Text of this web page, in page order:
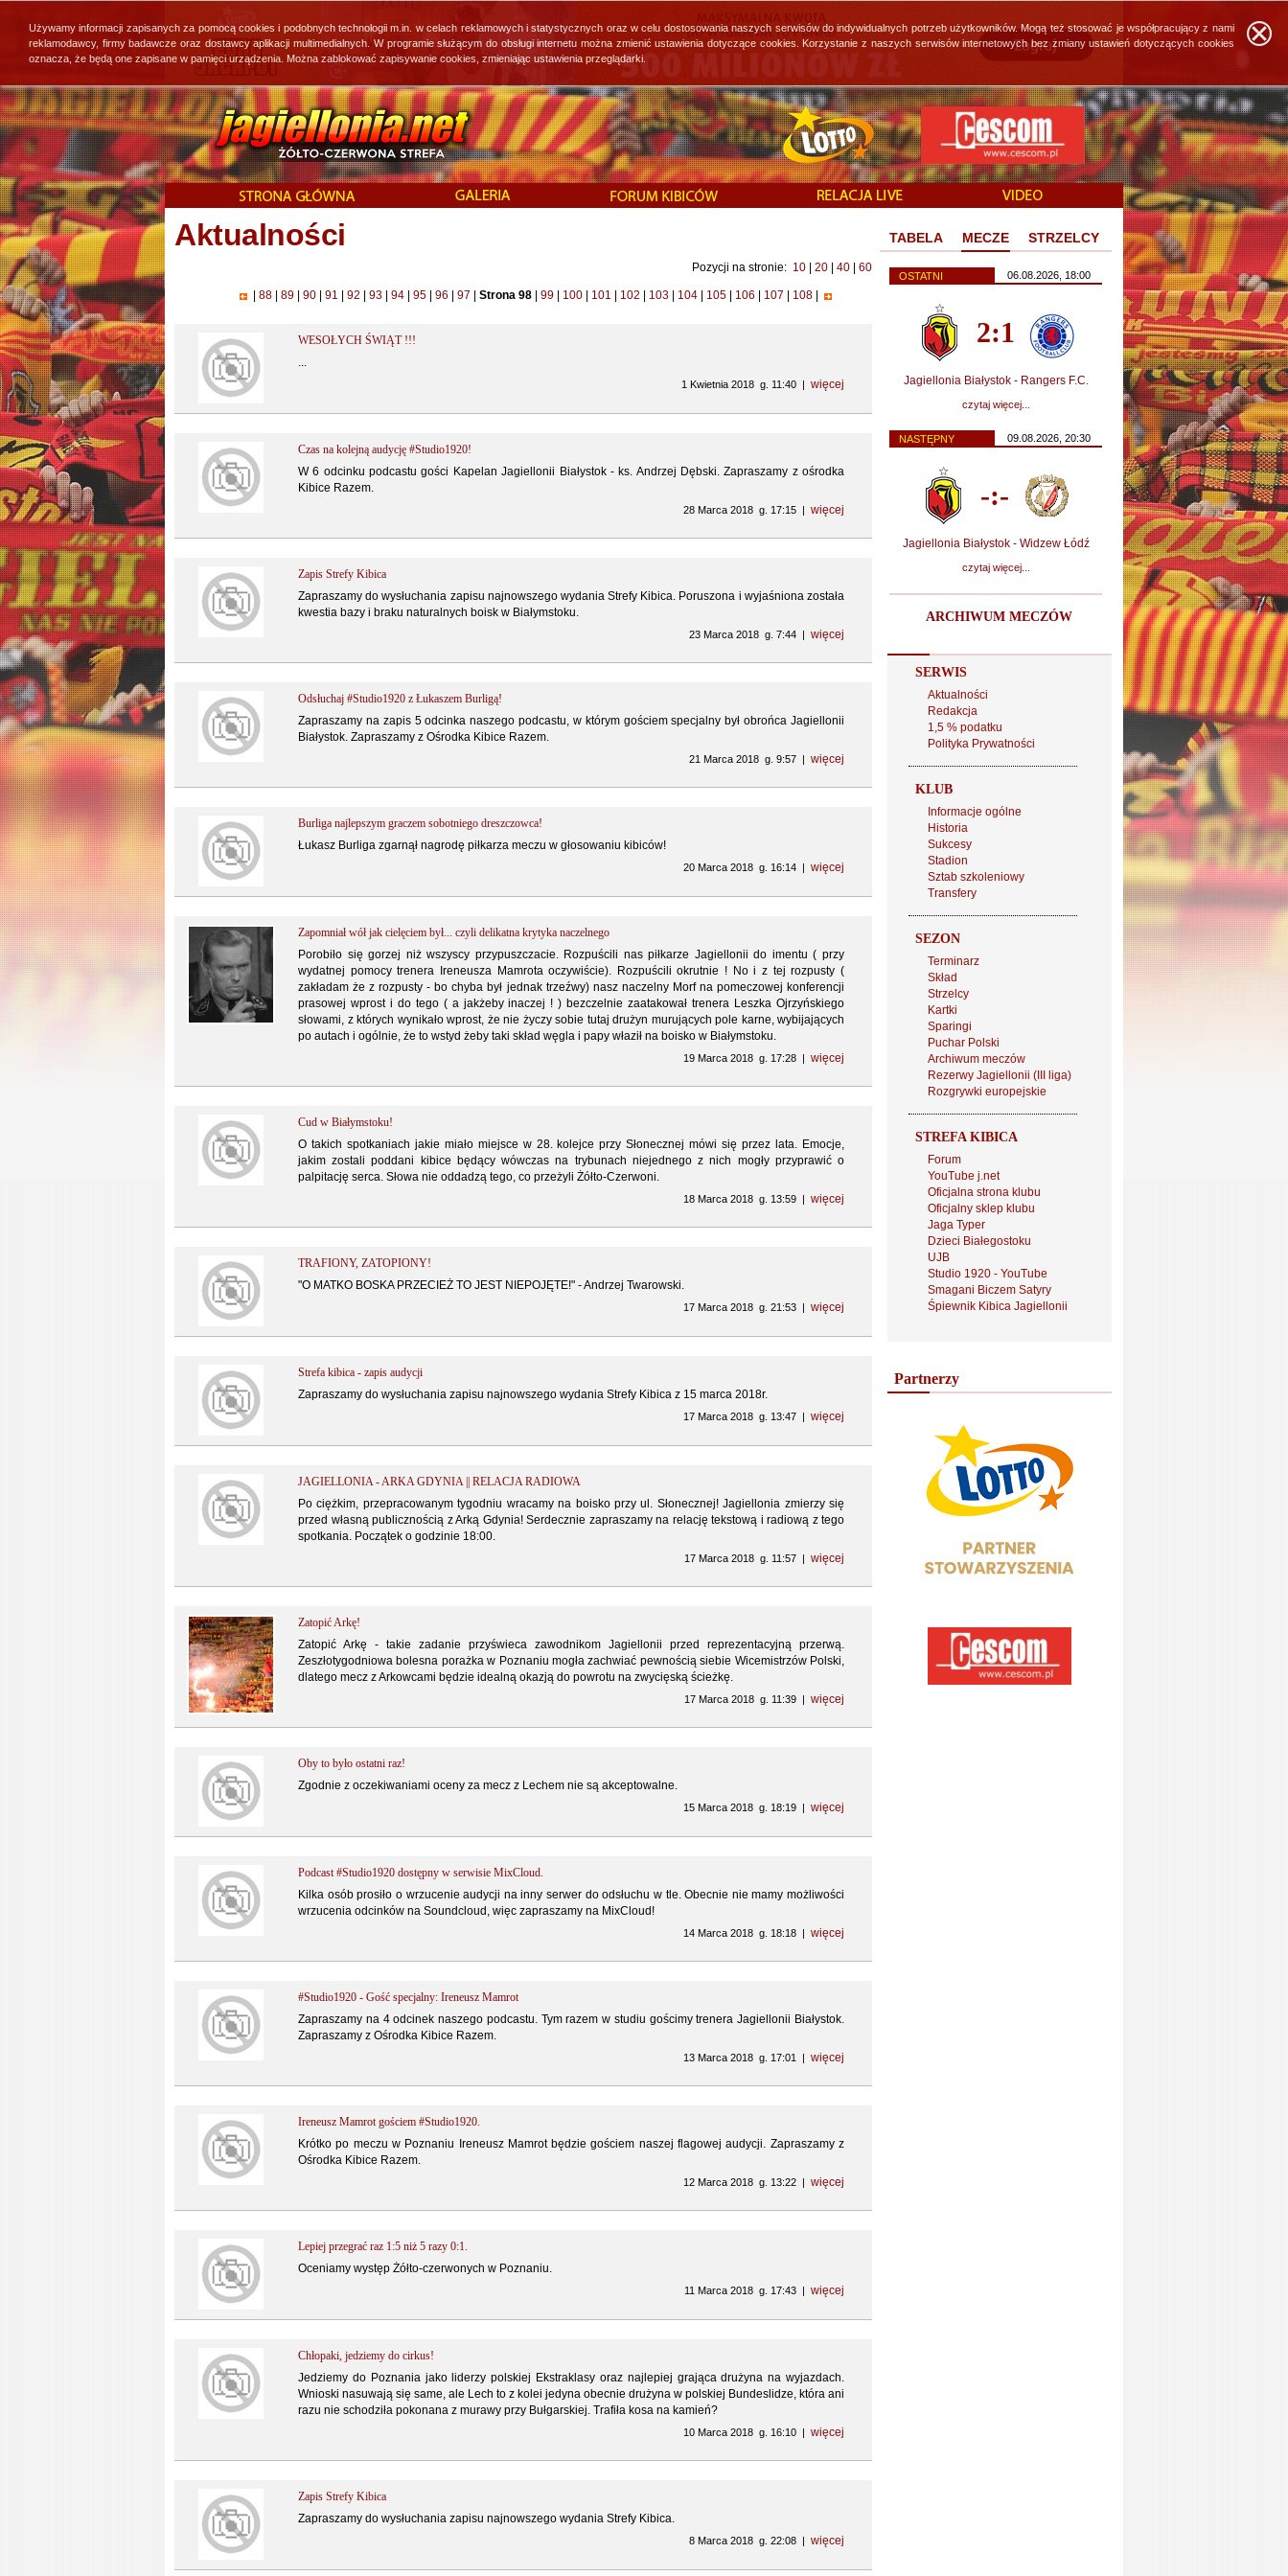
Aktualności
Pozycji na stronie: 10 20 40 60
| 88 89 90 91 92 93 94 95 96 97 Strona 98| 99 100 101 102 103 104 105 106 107 108
WESOŁYCH ŚWIĄT !!!
...
1 Kwietnia 2018 g. 11:40 | więcej
Czas na kolejną audycję #Studio1920!
W 6 odcinku podcastu gości Kapelan Jagiellonii Białystok - ks. Andrzej Dębski. Zapraszamy z ośrodka
Kibice Razem.
28 Marca 2018 g. 17:15 | więcej
Zapis Strefy Kibica
Zapraszamy do wysłuchania zapisu najnowszego wydania Strefy Kibica. Poruszona i wyjaśniona została
kwestia bazy i braku naturalnych boisk w Białymstoku.
23 Marca 2018 g. 7:44 | więcej
Odsłuchaj #Studio1920 z Łukaszem Burligą!
Zapraszamy na zapis 5 odcinka naszego podcastu, w którym gościem specjalny był obrońca Jagiellonii
Białystok. Zapraszamy z Ośrodka Kibice Razem.
21 Marca 2018 g. 9:57 | więcej
Burliga najlepszym graczem sobotniego dreszczowca!
Łukasz Burliga zgarnął nagrodę piłkarza meczu w głosowaniu kibiców!
20 Marca 2018 g. 16:14 | więcej
Zapomniał wół jak cielęciem był... czyli delikatna krytyka naczelnego
Porobiło się gorzej niż wszyscy przypuszczacie. Rozpuścili nas piłkarze Jagiellonii do imentu ( przy
wydatnej pomocy trenera Ireneusza Mamrota oczywiście). Rozpuścili okrutnie ! No i z tej rozpusty (
zakładam że z rozpusty - bo chyba był jednak trzeźwy) nasz naczelny Morf na pomeczowej konferencji
prasowej wprost i do tego ( a jakżeby inaczej ! ) bezczelnie zaatakował trenera Leszka Ojrzyńskiego
słowami, z których wynikało wprost, że nie życzy sobie tutaj drużyn murujących pole karne, wybijających
po autach i ogólnie, że to wstyd żeby taki skład węgla i papy właził na boisko w Białymstoku.
19 Marca 2018 g. 17:28 | więcej
Cud w Białymstoku!
O takich spotkaniach jakie miało miejsce w 28. kolejce przy Słonecznej mówi się przez lata. Emocje,
jakim zostali poddani kibice będący wówczas na trybunach niejednego z nich mogły przyprawić o
palpitację serca. Słowa nie oddadzą tego, co przeżyli Żółto-Czerwoni.
18 Marca 2018 g. 13:59 | więcej
TRAFIONY, ZATOPIONY!
"O MATKO BOSKA PRZECIEŻ TO JEST NIEPOJĘTE!" - Andrzej Twarowski.
17 Marca 2018 g. 21:53 | więcej
Strefa kibica - zapis audycji
Zapraszamy do wysłuchania zapisu najnowszego wydania Strefy Kibica z 15 marca 2018r.
17 Marca 2018 g. 13:47 | więcej
JAGIELLONIA - ARKA GDYNIA || RELACJA RADIOWA
Po ciężkim, przepracowanym tygodniu wracamy na boisko przy ul. Słonecznej! Jagiellonia zmierzy się
przed własną publicznością z Arką Gdynia! Serdecznie zapraszamy na relację tekstową i radiową z tego
spotkania. Początek o godzinie 18:00.
17 Marca 2018 g. 11:57 | więcej
Zatopić Arkę!
Zatopić Arkę - takie zadanie przyświeca zawodnikom Jagiellonii przed reprezentacyjną przerwą.
Zeszłotygodniowa bolesna porażka w Poznaniu mogła zachwiać pewnością siebie Wicemistrzów Polski,
dlatego mecz z Arkowcami będzie idealną okazją do powrotu na zwycięską ścieżkę.
17 Marca 2018 g. 11:39 | więcej
Oby to było ostatni raz!
Zgodnie z oczekiwaniami oceny za mecz z Lechem nie są akceptowalne.
15 Marca 2018 g. 18:19 | więcej
Podcast #Studio1920 dostępny w serwisie MixCloud.
Kilka osób prosiło o wrzucenie audycji na inny serwer do odsłuchu w tle. Obecnie nie mamy możliwości
wrzucenia odcinków na Soundcloud, więc zapraszamy na MixCloud!
14 Marca 2018 g. 18:18 | więcej
#Studio1920 - Gość specjalny: Ireneusz Mamrot
Zapraszamy na 4 odcinek naszego podcastu. Tym razem w studiu gościmy trenera Jagiellonii Białystok.
Zapraszamy z Ośrodka Kibice Razem.
13 Marca 2018 g. 17:01 | więcej
Ireneusz Mamrot gościem #Studio1920.
Krótko po meczu w Poznaniu Ireneusz Mamrot będzie gościem naszej flagowej audycji. Zapraszamy z
Ośrodka Kibice Razem.
12 Marca 2018 g. 13:22 | więcej
Lepiej przegrać raz 1:5 niż 5 razy 0:1.
Oceniamy występ Żółto-czerwonych w Poznaniu.
11 Marca 2018 g. 17:43 | więcej
Chłopaki, jedziemy do cirkus!
Jedziemy do Poznania jako liderzy polskiej Ekstraklasy oraz najlepiej grająca drużyna na wyjazdach.
Wnioski nasuwają się same, ale Lech to z kolei jedyna obecnie drużyna w polskiej Bundeslidze, która ani
razu nie schodziła pokonana z murawy przy Bułgarskiej. Trafiła kosa na kamień?
10 Marca 2018 g. 16:10 | więcej
Zapis Strefy Kibica
Zapraszamy do wysłuchania zapisu najnowszego wydania Strefy Kibica.
8 Marca 2018 g. 22:08 | więcej
TABELA MECZE STRZELCY
OSTATNI 06.08.2026, 18:00
2:1
Jagiellonia Białystok - Rangers F.C.
czytaj więcej...
NASTĘPNY 09.08.2026, 20:30
-:-
Jagiellonia Białystok - Widzew Łódź
czytaj więcej...
ARCHIWUM MECZÓW
SERWIS
Aktualności
Redakcja
1,5 % podatku
Polityka Prywatności
KLUB
Informacje ogólne
Historia
Sukcesy
Stadion
Sztab szkoleniowy
Transfery
SEZON
Terminarz
Skład
Strzelcy
Kartki
Sparingi
Puchar Polski
Archiwum meczów
Rezerwy Jagiellonii (III liga)
Rozgrywki europejskie
STREFA KIBICA
Forum
YouTube j.net
Oficjalna strona klubu
Oficjalny sklep klubu
Jaga Typer
Dzieci Białegostoku
UJB
Studio 1920 - YouTube
Smagani Biczem Satyry
Śpiewnik Kibica Jagiellonii
Partnerzy
Używamy informacji zapisanych za pomocą cookies i podobnych technologii m.in. w celach reklamowych i statystycznych oraz w celu dostosowania naszych serwisów do indywidualnych potrzeb użytkowników. Mogą też stosować je współpracujący z nami
reklamodawcy, firmy badawcze oraz dostawcy aplikacji multimedialnych. W programie służącym do obsługi internetu można zmienić ustawienia dotyczące cookies. Korzystanie z naszych serwisów internetowych bez zmiany ustawień dotyczących cookies
oznacza, że będą one zapisane w pamięci urządzenia. Można zablokować zapisywanie cookies, zmieniając ustawienia przeglądarki.